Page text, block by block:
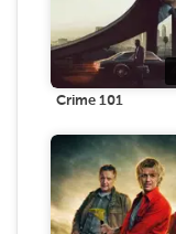
Crime 101